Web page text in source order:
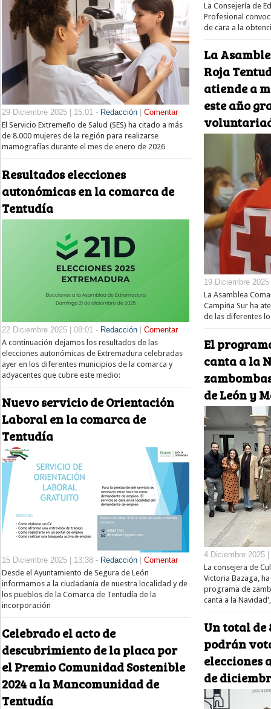
29 Diciembre 2025 | 15:01 - Redacción
Comentar
El Servicio Extremeño de Salud (SES) ha citado a más
de 8.000 mujeres de la región para realizarse
mamografías durante el mes de enero de 2026
Resultados elecciones
autonómicas en la comarca de
Tentudía
22 Diciembre 2025 | 08:01 - Redacción | Comentar
A continuación dejamos los resultados de las
elecciones autonómicas de Extremadura celebradas
ayer en los diferentes municipios de la comarca y
adyacentes que cubre este medio:
Nuevo servicio de Orientación
Laboral en la comarca de
Tentudía
15 Diciembre 2025 | 13:38 - Redacción
Comentar
Desde el Ayuntamiento de Segura de León
informamos a la ciudadanía de nuestra localidad y de
los pueblos de la Comarca de Tentudía de la
incorporación
Celebrado el acto de
descubrimiento de la placa por
el Premio Comunidad Sostenible
2024 a la Mancomunidad de
Tentudía
La Consejería de
Profesional
de cara a la
La
Roja
atiende a
este año
19 Diciembre
La Asamblea
Campiña Sur ha
de las diferentes
El
canta a la
de León y
4 Diciembre 2025
La consejera de
Victoria Bazaga,
programa de
canta a la Navidad',
Un total de
podrán
elecciones
de